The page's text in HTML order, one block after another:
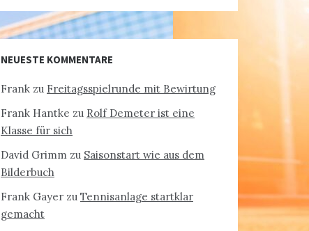
NEUESTE KOMMENTARE
Frank zu Freitagsspielrunde mit Bewirtung
Frank Hantke zu Rolf Demeter ist eine
Klasse für sich
David Grimm zu Saisonstart wie aus dem
Bilderbuch
Frank Gayer zu Tennisanlage startklar
gemacht